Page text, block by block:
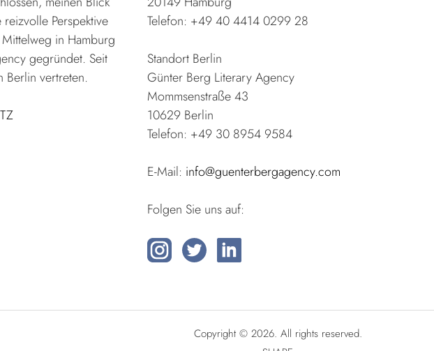
Perspektive
in Hamburg
gegründet. Seit
Berlin vertreten.
Telefon: +49 40 4414 0299 28
Standort Berlin
Günter Berg Literary Agency
Mommsenstraße 43
10629 Berlin
Telefon: +49 30 8954 9584
E-Mail: info@guenterbergagency.com
Folgen Sie uns auf:
Copyright © 2026. All rights reserved.